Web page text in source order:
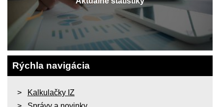
Rýchla navigácia
Kalkulačky IZ